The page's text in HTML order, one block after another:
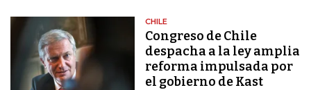
CHILE
Congreso de Chile
despacha a la ley amplia
reforma impulsada por
el gobierno de Kast